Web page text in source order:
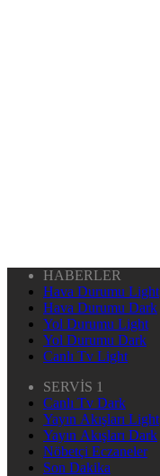
HABERLER
Hava Durumu Light
Hava Durumu Dark
Yol Durumu Light
Yol Durumu Dark
Canlı Tv Light
SERVİS 1
Canlı Tv Dark
Yayın Akışları Light
Yayın Akışları Dark
Nöbetçi Eczaneler
Son Dakika